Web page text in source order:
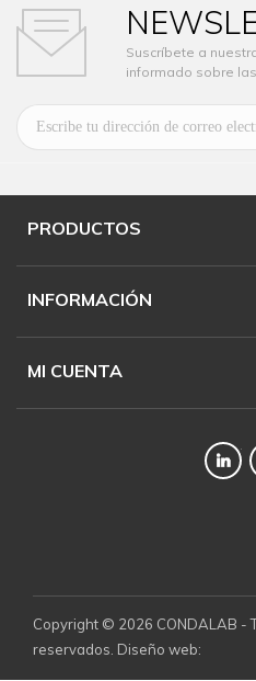
Suscríbete a
informado sobre
PRODUCTOS
INFORMACIÓN
MI CUENTA
Copyright © 2026 CONDALAB -
reservados. Diseño web: